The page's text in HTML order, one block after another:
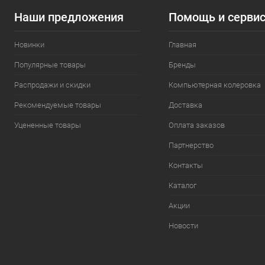
Наши предложения
Новинки
Популярные товары
Распродажи и скидки
Рекомендуемые товары
Уцененные товары
Помощь и
Главная
Бренды
Компьютерная колеровка
Доставка
Оплата заказов
Партнерство
Контакты
Каталог
Акции
Новости